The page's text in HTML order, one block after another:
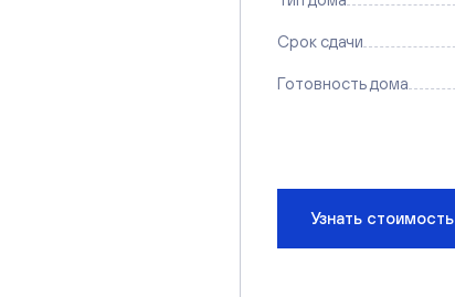
Срок сдачи
Готовность дома
Узнать стоимость